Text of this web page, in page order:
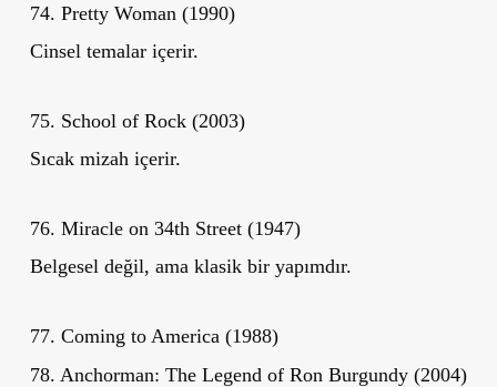
74. Pretty Woman (1990)
Cinsel temalar içerir.
75. School of Rock (2003)
Sıcak mizah içerir.
76. Miracle on 34th Street (1947)
Belgesel değil, ama klasik bir yapımdır.
77. Coming to America (1988)
78. Anchorman: The Legend of Ron Burgundy (2004)